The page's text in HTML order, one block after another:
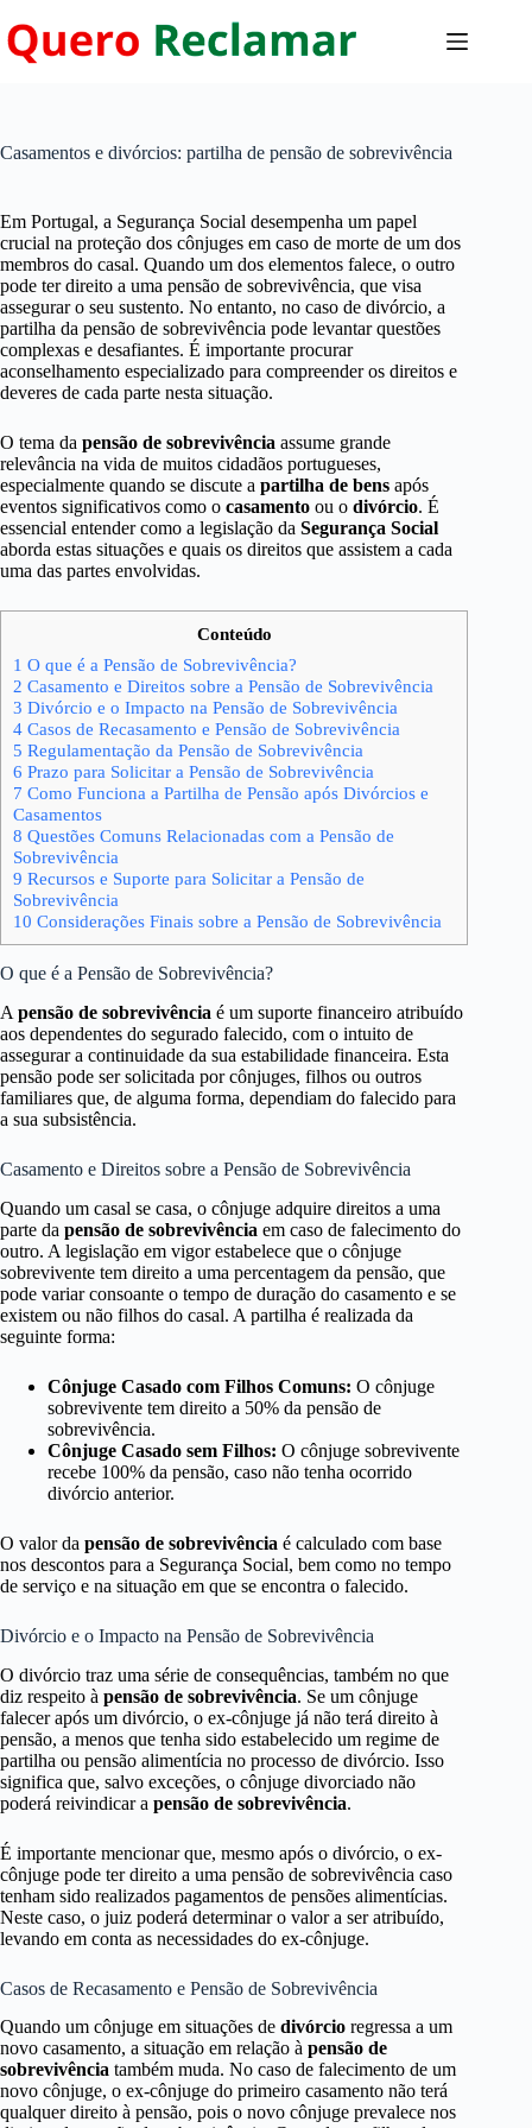
para
o
Casamentos e divórcios: partilha de pensão de sobrevivência
Em Portugal, a Segurança Social desempenha um papel
crucial na proteção dos cônjuges em caso de morte de um dos
membros do casal. Quando um dos elementos falece, o outro
pode ter direito a uma pensão de sobrevivência, que visa
assegurar o seu sustento. No entanto, no caso de divórcio, a
partilha da pensão de sobrevivência pode levantar questões
complexas e desafiantes. É importante procurar
aconselhamento especializado para compreender os direitos e
deveres de cada parte nesta situação.
O tema da pensão de sobrevivência assume grande
relevância na vida de muitos cidadãos portugueses,
especialmente quando se discute a partilha de bens após
eventos significativos como o casamento ou o divórcio. É
essencial entender como a legislação da Segurança Social
aborda estas situações e quais os direitos que assistem a cada
uma das partes envolvidas.
Conteúdo
1 O que é a Pensão de Sobrevivência?
2 Casamento e Direitos sobre a Pensão de Sobrevivência
3 Divórcio e o Impacto na Pensão de Sobrevivência
4 Casos de Recasamento e Pensão de Sobrevivência
5 Regulamentação da Pensão de Sobrevivência
6 Prazo para Solicitar a Pensão de Sobrevivência
7 Como Funciona a Partilha de Pensão após Divórcios e
Casamentos
8 Questões Comuns Relacionadas com a Pensão de
Sobrevivência
9 Recursos e Suporte para Solicitar a Pensão de
Sobrevivência
10 Considerações Finais sobre a Pensão de Sobrevivência
O que é a Pensão de Sobrevivência?
A pensão de sobrevivência é um suporte financeiro atribuído
aos dependentes do segurado falecido, com o intuito de
assegurar a continuidade da sua estabilidade financeira. Esta
pensão pode ser solicitada por cônjuges, filhos ou outros
familiares que, de alguma forma, dependiam do falecido para
a sua subsistência.
Casamento e Direitos sobre a Pensão de Sobrevivência
Quando um casal se casa, o cônjuge adquire direitos a uma
parte da pensão de sobrevivência em caso de falecimento do
outro. A legislação em vigor estabelece que o cônjuge
sobrevivente tem direito a uma percentagem da pensão, que
pode variar consoante o tempo de duração do casamento e se
existem ou não filhos do casal. A partilha é realizada da
seguinte forma:
Cônjuge Casado com Filhos Comuns: O cônjuge
sobrevivente tem direito a 50% da pensão de
sobrevivência.
Cônjuge Casado sem Filhos: O cônjuge sobrevivente
recebe 100% da pensão, caso não tenha ocorrido
divórcio anterior.
O valor da pensão de sobrevivência é calculado com base
nos descontos para a Segurança Social, bem como no tempo
de serviço e na situação em que se encontra o falecido.
Divórcio e o Impacto na Pensão de Sobrevivência
O divórcio traz uma série de consequências, também no que
diz respeito à pensão de sobrevivência. Se um cônjuge
falecer após um divórcio, o ex-cônjuge já não terá direito à
pensão, a menos que tenha sido estabelecido um regime de
partilha ou pensão alimentícia no processo de divórcio. Isso
significa que, salvo exceções, o cônjuge divorciado não
poderá reivindicar a pensão de sobrevivência.
É importante mencionar que, mesmo após o divórcio, o ex-
cônjuge pode ter direito a uma pensão de sobrevivência caso
tenham sido realizados pagamentos de pensões alimentícias.
Neste caso, o juiz poderá determinar o valor a ser atribuído,
levando em conta as necessidades do ex-cônjuge.
Casos de Recasamento e Pensão de Sobrevivência
Quando um cônjuge em situações de divórcio regressa a um
novo casamento, a situação em relação à pensão de
sobrevivência também muda. No caso de falecimento de um
novo cônjuge, o ex-cônjuge do primeiro casamento não terá
qualquer direito à pensão, pois o novo cônjuge prevalece nos